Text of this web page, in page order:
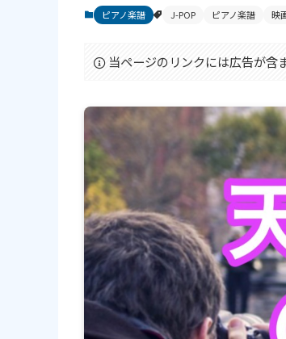
ピアノ楽譜 J-POP ピアノ楽譜 映
当ページのリンクには広告が含